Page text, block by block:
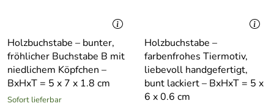
Holzbuchstabe – bunter,
fröhlicher Buchstabe B mit
niedlichem Köpfchen –
BxHxT = 5 x 7 x 1.8 cm
Sofort lieferbar
Holzbuchstabe –
farbenfrohes Tiermotiv,
liebevoll handgefertigt,
bunt lackiert – BxHxT = 5 x
6 x 0.6 cm